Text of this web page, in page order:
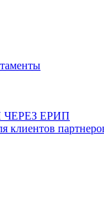
ЕРИП
клиентов